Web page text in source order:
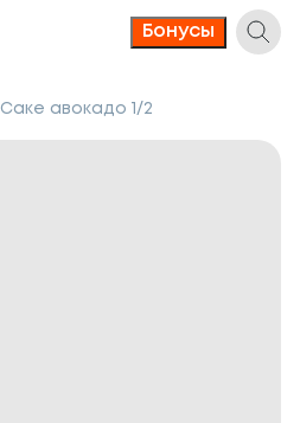
Бонусы
Саке авокадо 1/2